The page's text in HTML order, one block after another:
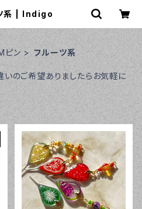
系 | Indigo
ピン フルーツ系
のご希望ありましたらお気軽に